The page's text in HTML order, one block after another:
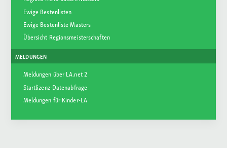
Ewige Bestenlisten
Ewige Bestenliste Masters
Übersicht Regionsmeisterschaften
MELDUNGEN
Meldungen über LA.net 2
Startlizenz-Datenabfrage
Meldungen für Kinder-LA